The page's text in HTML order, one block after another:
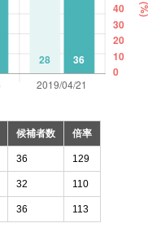
候補者数 倍率
36 129
32 110
36 113